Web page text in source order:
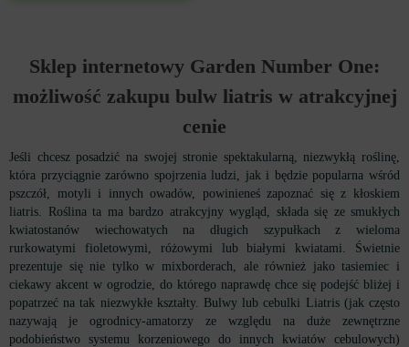
Sklep internetowy Garden Number One:
możliwość zakupu bulw liatris w atrakcyjnej
cenie
Jeśli chcesz posadzić na swojej stronie spektakularną, niezwykłą roślinę,
która przyciągnie zarówno spojrzenia ludzi, jak i będzie popularna wśród
pszczół, motyli i innych owadów, powinieneś zapoznać się z kłoskiem
liatris. Roślina ta ma bardzo atrakcyjny wygląd, składa się ze smukłych
kwiatostanów wiechowatych na długich szypułkach z wieloma
rurkowatymi fioletowymi, różowymi lub białymi kwiatami. Świetnie
prezentuje się nie tylko w mixborderach, ale również jako tasiemiec i
ciekawy akcent w ogrodzie, do którego naprawdę chce się podejść bliżej i
popatrzeć na tak niezwykłe kształty. Bulwy lub cebulki Liatris (jak często
nazywają je ogrodnicy-amatorzy ze względu na duże zewnętrzne
podobieństwo systemu korzeniowego do innych kwiatów cebulowych)